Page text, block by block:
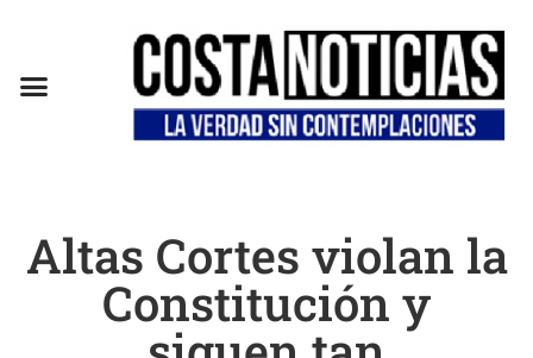
Altas Cortes violan la
Constitución y